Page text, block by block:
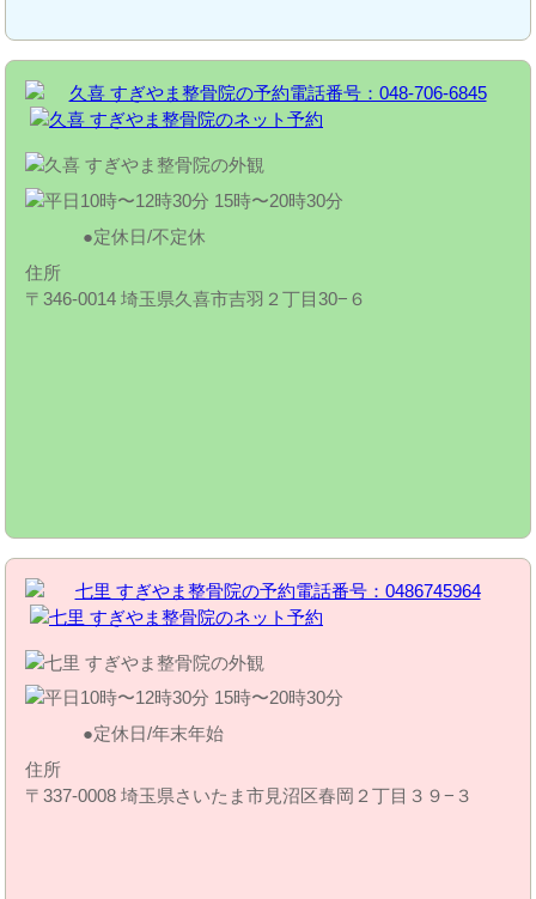
定休日/不定休
住所
〒346-0014 埼玉県久喜市吉羽２丁目30−６
定休日/年末年始
住所
〒337-0008 埼玉県さいたま市見沼区春岡２丁目３９−３